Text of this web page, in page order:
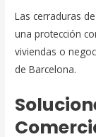
Las cerraduras
una protección
viviendas o
de Barcelona.